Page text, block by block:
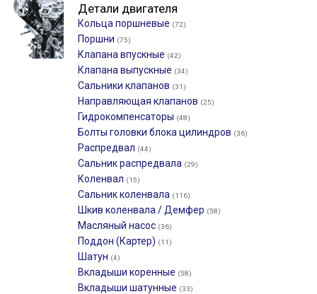
Детали двигателя
Кольца поршневые (72)
Поршни (75)
Клапана впускные (42)
Клапана выпускные (34)
Сальники клапанов (31)
Направляющая клапанов (25)
Гидрокомпенсаторы (48)
Болты головки блока цилиндров (36)
Распредвал (44)
Сальник распредвала (29)
Коленвал (15)
Сальник коленвала (116)
Шкив коленвала / Демфер (58)
Масляный насос (36)
Поддон (Картер) (11)
Шатун (4)
Вкладыши коренные (58)
Вкладыши шатунные (33)